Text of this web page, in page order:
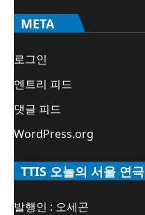
META
로그인
엔트리 피드
댓글 피드
WordPress.org
TTIS 오늘의 서울 연극
발행인 : 오세곤